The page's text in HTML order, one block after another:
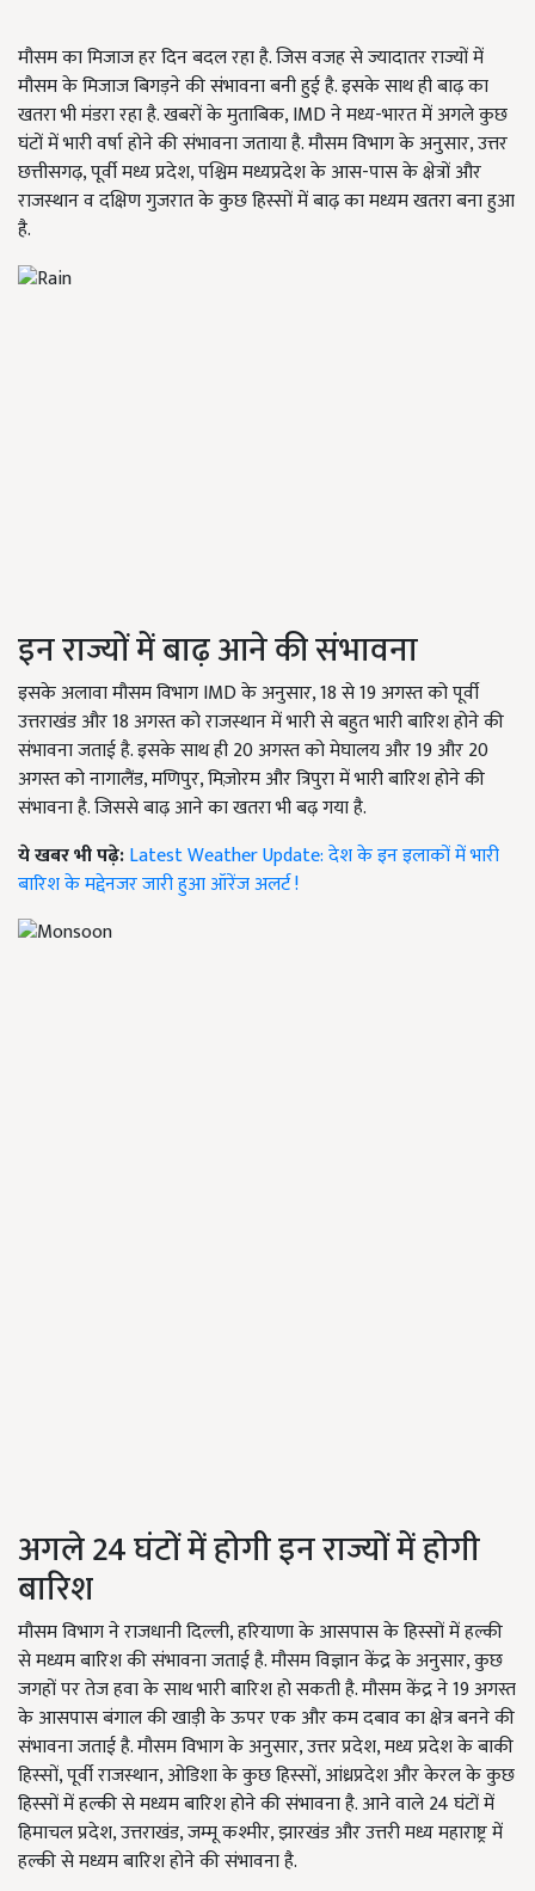
मौसम का मिजाज हर दिन बदल रहा है. जिस वजह से ज्यादातर राज्यों में
मौसम के मिजाज बिगड़ने की संभावना बनी हुई है. इसके साथ ही बाढ़ का
खतरा भी मंडरा रहा है. खबरों के मुताबिक, IMD ने मध्य-भारत में अगले कुछ
घंटों में भारी वर्षा होने की संभावना जताया है. मौसम विभाग के अनुसार, उत्तर
छत्तीसगढ़, पूर्वी मध्य प्रदेश, पश्चिम मध्यप्रदेश के आस-पास के क्षेत्रों और
राजस्थान व दक्षिण गुजरात के कुछ हिस्सों में बाढ़ का मध्यम खतरा बना हुआ
है.
इन राज्यों में बाढ़ आने की संभावना
इसके अलावा मौसम विभाग IMD के अनुसार, 18 से 19 अगस्त को पूर्वी
उत्तराखंड और 18 अगस्त को राजस्थान में भारी से बहुत भारी बारिश होने की
संभावना जताई है. इसके साथ ही 20 अगस्त को मेघालय और 19 और 20
अगस्त को नागालैंड, मणिपुर, मिज़ोरम और त्रिपुरा में भारी बारिश होने की
संभावना है. जिससे बाढ़ आने का खतरा भी बढ़ गया है.
ये खबर भी पढ़े:Latest Weather Update: देश के इन इलाकों में भारी
बारिश के मद्देनजर जारी हुआ ऑरेंज अलर्ट !
अगले 24 घंटों में होगी इन राज्यों में होगी
बारिश
मौसम विभाग ने राजधानी दिल्ली, हरियाणा के आसपास के हिस्सों में हल्की
से मध्यम बारिश की संभावना जताई है. मौसम विज्ञान केंद्र के अनुसार, कुछ
जगहों पर तेज हवा के साथ भारी बारिश हो सकती है. मौसम केंद्र ने 19 अगस्त
के आसपास बंगाल की खाड़ी के ऊपर एक और कम दबाव का क्षेत्र बनने की
संभावना जताई है. मौसम विभाग के अनुसार, उत्तर प्रदेश, मध्य प्रदेश के बाकी
हिस्सों, पूर्वी राजस्थान, ओडिशा के कुछ हिस्सों, आंध्रप्रदेश और केरल के कुछ
हिस्सों में हल्की से मध्यम बारिश होने की संभावना है. आने वाले 24 घंटों में
हिमाचल प्रदेश, उत्तराखंड, जम्मू कश्मीर, झारखंड और उत्तरी मध्य महाराष्ट्र में
हल्की से मध्यम बारिश होने की संभावना है.